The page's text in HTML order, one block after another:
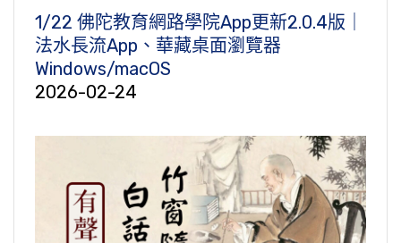
1/22 佛陀教育網路學院App更新2.0.4版｜
法水長流App、華藏桌面瀏覽器
Windows/macOS
2026-02-24